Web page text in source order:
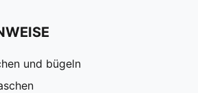
und bügeln